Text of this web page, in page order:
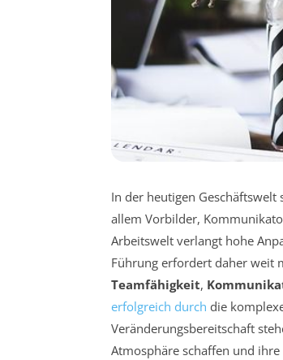
In der heutigen
allem Vorbilder,
Arbeitswelt verlangt hohe
Führung erfordert daher weit
Teamfähigkeit,
erfolgreich durch die
Veränderungsbereitschaft
Atmosphäre schaffen und